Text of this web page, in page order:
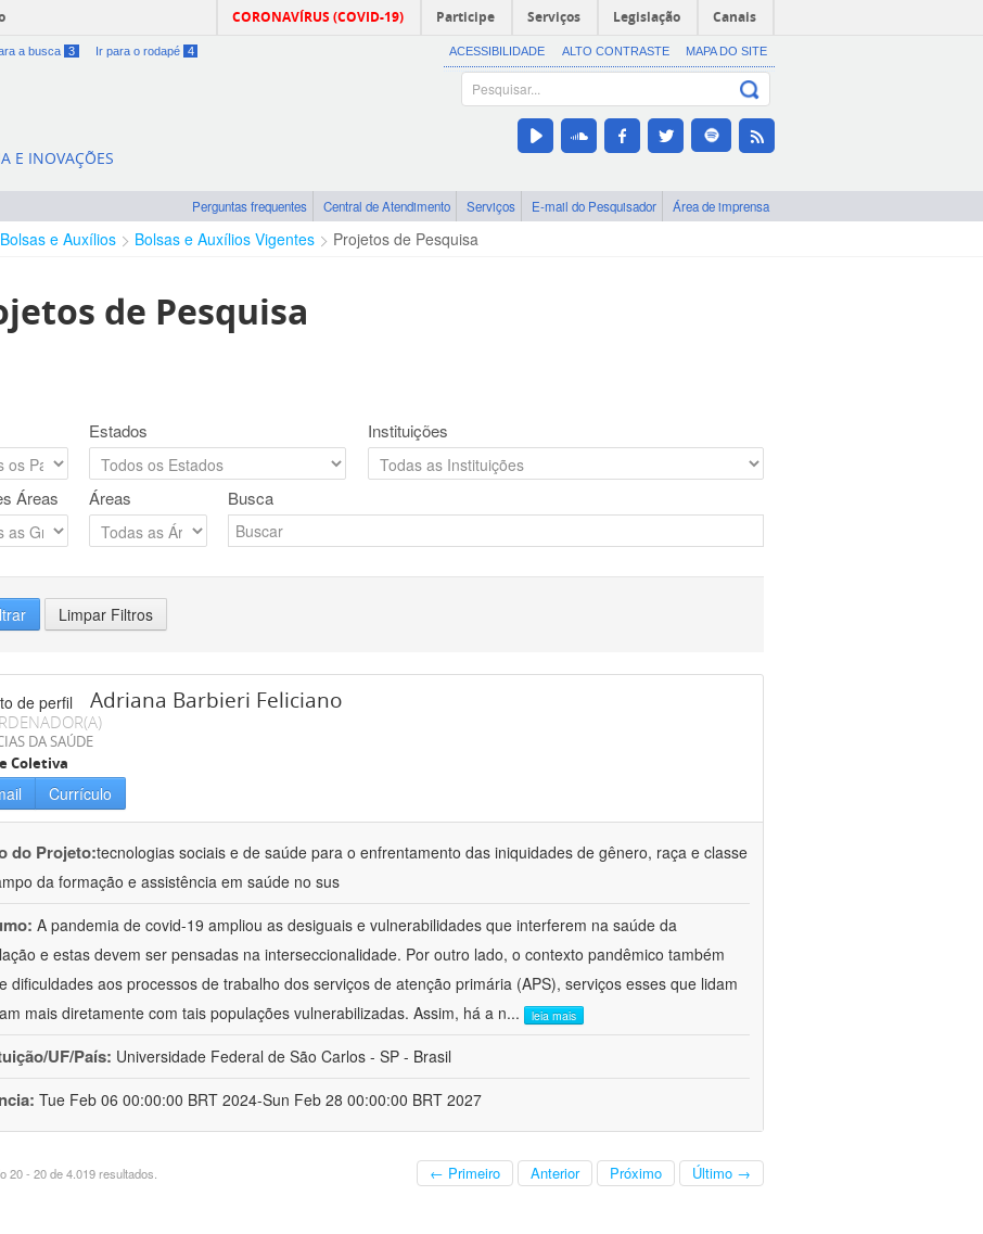
CORONAVÍRUS (COVID-19) Participe Serviços Legislação Canais
a busca 3 Ir para o rodapé 4 ACESSIBILIDADE ALTO CONTRASTE MAPA DO SITE
E INOVAÇÕES
Perguntas frequentes Central de Atendimento Serviços E-mail do Pesquisador Área de imprensa
Bolsas e Auxílios Bolsas e Auxílios Vigentes Projetos de Pesquisa
de Pesquisa
Estados Instituições
Áreas Áreas Busca
Limpar Filtros
Adriana Barbieri Feliciano
DA SAÚDE
Coletiva
Currículo
do Projeto:tecnologias sociais e de saúde para o enfrentamento das iniquidades de gênero, raça e classe
da formação e assistência em saúde no sus
A pandemia de covid-19 ampliou as desiguais e vulnerabilidades que interferem na saúde da
e estas devem ser pensadas na interseccionalidade. Por outro lado, o contexto pandêmico também
dificuldades aos processos de trabalho dos serviços de atenção primária (APS), serviços esses que lidam
mais diretamente com tais populações vulnerabilizadas. Assim, há a n... leia mais
UF/País: Universidade Federal de São Carlos - SP - Brasil
Tue Feb 06 00:00:00 BRT 2024-Sun Feb 28 00:00:00 BRT 2027
20 - 20 de 4.019 resultados. ← Primeiro Anterior Próximo Último →